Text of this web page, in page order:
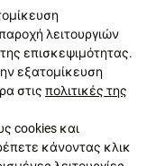
το επίσημο
δεν έχει
σας.
λειτουργιών
επισκεψιμότητας.
εξατομίκευση
στις πολιτικές της
cookies και
κάνοντας κλικ